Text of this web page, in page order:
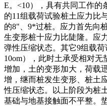
E。<10），具有共同工作的
的11组载荷试验桩土应力比
的8"、9*过桩。应力首先向
生变形桩十应力比陡隆。应
弹性压缩状态。其它9组载
10om），此时土承受相对
增加，土的变形加大，荷载
增，继而桩发生变形、桩土
性压缩状态。以上阶段为桩
基础与地基接触面不平整。